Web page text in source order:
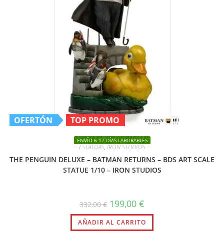
OFERTÓN TOP PROMO
ENVÍO 6-12 DÍAS LABORABLES
ESTATUAS,IRON STUDIOS
THE PENGUIN DELUXE – BATMAN RETURNS – BDS ART SCALE
STATUE 1/10 – IRON STUDIOS
332,00€ El
precio
original
era:
332,00 €.
199,00 €
actual
es:
199,00 €.
AÑADIR AL CARRITO